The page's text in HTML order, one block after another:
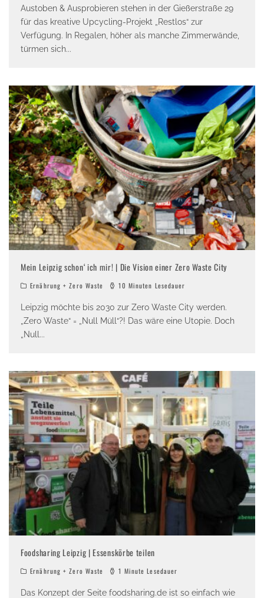
Austoben & Ausprobieren stehen in der Gießerstraße 29
für das kreative Upcycling-Projekt „Restlos“ zur
Verfügung. In Regalen, höher als manche Zimmerwände,
türmen sich...
Mein Leipzig schon‘ ich mir! | Die Vision einer Zero Waste City
Ernährung + Zero Waste 10 Minuten Lesedauer
Leipzig möchte bis 2030 zur Zero Waste City werden.
„Zero Waste“ = „Null Müll“?! Das wäre eine Utopie. Doch
„Null ...
Foodsharing Leipzig | Essenskörbe teilen
Ernährung + Zero Waste 1 Minute Lesedauer
Das Konzept der Seite foodsharing.de ist so einfach wie